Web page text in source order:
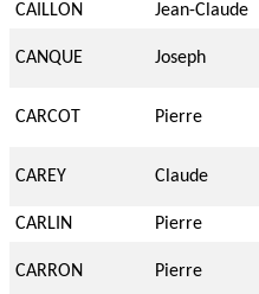
CAILLON Jean-Claude
CANQUE Joseph
CARCOT Pierre
CAREY Claude
CARLIN
Pierre
CARRON Pierre